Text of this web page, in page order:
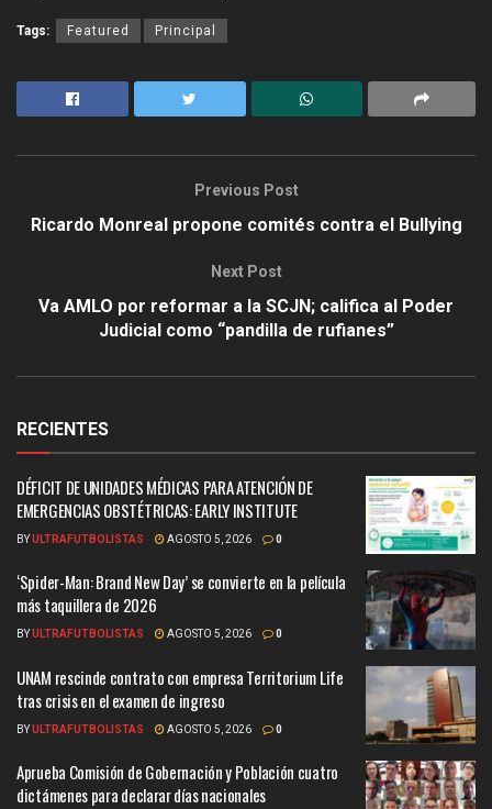
Tags: Featured Principal
Previous Post
Ricardo Monreal propone comités contra el Bullying
Next Post
Va AMLO por reformar a la SCJN; califica al Poder
Judicial como “pandilla de rufianes”
RECIENTES
DÉFICIT DE UNIDADES MÉDICAS PARA ATENCIÓN DE
EMERGENCIAS OBSTÉTRICAS: EARLY INSTITUTE
BYULTRAFUTBOLISTAS AGOSTO 5, 2026 0
‘Spider-Man: Brand New Day’ se convierte en la película
más taquillera de 2026
BYULTRAFUTBOLISTAS AGOSTO 5, 2026 0
UNAM rescinde contrato con empresa Territorium Life
tras crisis en el examen de ingreso
BYULTRAFUTBOLISTAS AGOSTO 5, 2026 0
Aprueba Comisión de Gobernación y Población cuatro
dictámenes para declarar días nacionales